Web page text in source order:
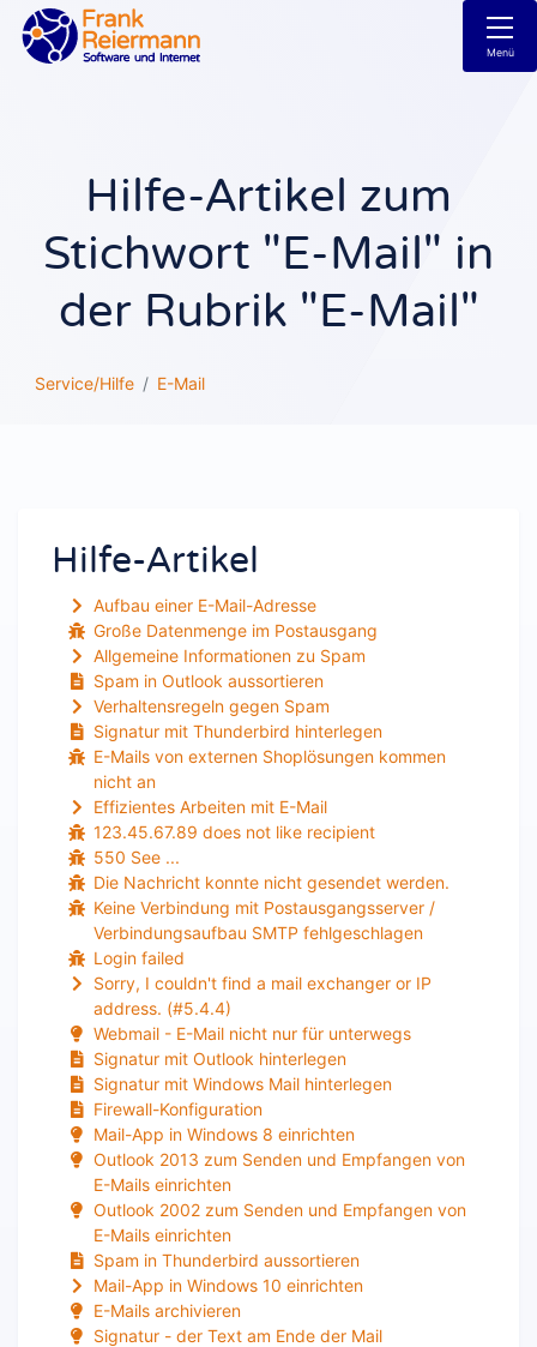
Menü
Hilfe-Artikel zum
Stichwort "E-Mail" in
der Rubrik "E-Mail"
Service/Hilfe E-Mail
Hilfe-Artikel
Aufbau einer E-Mail-Adresse
Große Datenmenge im Postausgang
Allgemeine Informationen zu Spam
Spam in Outlook aussortieren
Verhaltensregeln gegen Spam
Signatur mit Thunderbird hinterlegen
E-Mails von externen Shoplösungen kommen
nicht an
Effizientes Arbeiten mit E-Mail
123.45.67.89 does not like recipient
550 See ...
Die Nachricht konnte nicht gesendet werden.
Keine Verbindung mit Postausgangsserver /
Verbindungsaufbau SMTP fehlgeschlagen
Login failed
Sorry, I couldn't find a mail exchanger or IP
address. (#5.4.4)
Webmail - E-Mail nicht nur für unterwegs
Signatur mit Outlook hinterlegen
Signatur mit Windows Mail hinterlegen
Firewall-Konfiguration
Mail-App in Windows 8 einrichten
Outlook 2013 zum Senden und Empfangen von
E-Mails einrichten
Outlook 2002 zum Senden und Empfangen von
E-Mails einrichten
Spam in Thunderbird aussortieren
Mail-App in Windows 10 einrichten
E-Mails archivieren
Signatur - der Text am Ende der Mail